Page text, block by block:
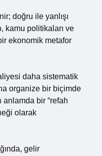
doğru ile yanlışı
kamu politikaları ve
ekonomik metafor
daha sistematik
organize bir biçimde
anlamda bir “refah
olarak
gelir